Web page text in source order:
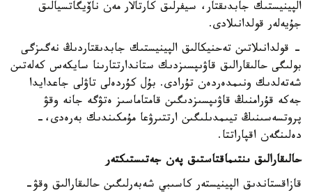
دايارلىق بارىسىندا حالىقارالىق قاۋىپسىزدىك ستاندارتتارىنا ساي
الپينيستىك جابدىقتار، سيفرلىق كارتالار مەن ناۆيگاتسيالىق
جۇيەلەر قولدانىلادى.
- قولدانىلاتىن تەحنيكالىق الپينيستىك جابدىقتاردىڭ نەگىزگى
بولىگى حالىقارالىق قاۋىپسىزدىك ستاندارتتارىنا سايكەس كەلەتىن
شەتەلدىك ونىمدەردەن تۇرادى. بۇل كۇردەلى تاۋلى جاعدايدا
جەكە قۇرامنىڭ قاۋىپسىزدىگىن قامتاماسىز ەتۋگە جانە وقۋ
پروتسەسىنىڭ تيىمدىلىگىن ارتتىرۋعا مۇمكىندىك بەرەدى،-
دەلىنگەن اقپاراتتا.
حالىقارالىق ىنتىماقتاستىق پەن جەتىستىكتەر